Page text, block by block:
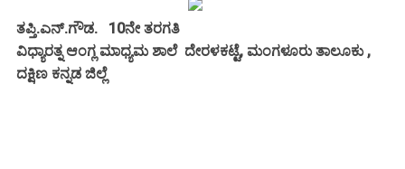
ತಪ್ತಿ.ಎನ್.ಗೌಡ. 10ನೇ ತರಗತಿ
ವಿಧ್ಯಾರತ್ನ ಆಂಗ್ಲ ಮಾಧ್ಯಮ ಶಾಲೆ ದೇರಳಕಟ್ಟೆ, ಮಂಗಳೂರು ತಾಲೂಕು ,
ದಕ್ಷಿಣ ಕನ್ನಡ ಜಿಲ್ಲೆ